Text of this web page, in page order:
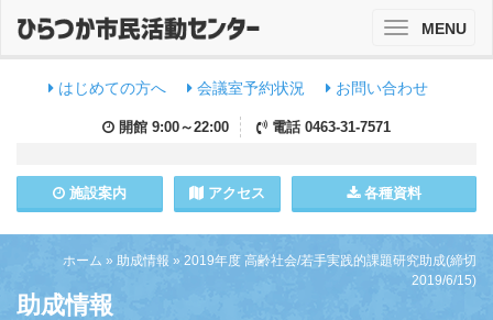
はじめての方へ 会議室予約状況 お問い合わせ
開館 9:00～22:00 電話 0463-31-7571
施設案内 アクセス 各種資料
ToggleMENU
ホーム » 助成情報 » 2019年度 高齢社会/若手実践的課題研究助成(締切
2019/6/15)
助成情報